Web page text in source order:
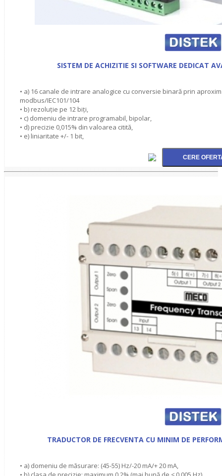
SISTEM DE ACHIZITIE SI SOFTWARE DEDICAT
• a) 16 canale de intrare analogice cu conversie binară prin
modbus/IEC101/104
• b) rezoluţie pe 12 biţi,
• c) domeniu de intrare programabil, bipolar,
• d) precizie 0,015% din valoarea citită,
• e) liniaritate +/- 1 bit,
TRADUCTOR DE FRECVENTA CU MINIM DE
• a) domeniu de măsurare: (45-55) Hz/-20 mA/+ 20 mA,